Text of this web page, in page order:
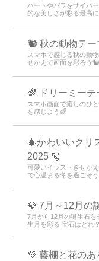
ハートやバラをサイバ
的な美しさが彩る最高
🐿️ 秋の動物テ
スマホで感じる秋の動
せかえで画面を彩ろう🐿️
🌈 ドリーミーテ
スマホ画面で癒しのひ
を感じよう🌈
🎄かわいいクリ
2025 🎅
可愛いイラストきせか
で心温まる冬を過ごそ
💎 7月～12月の
7月から12月の誕生石
生月を彩る 宝石はどれ
💜 藤棚と花の